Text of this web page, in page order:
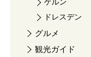
ドレスデン
グルメ
観光ガイド